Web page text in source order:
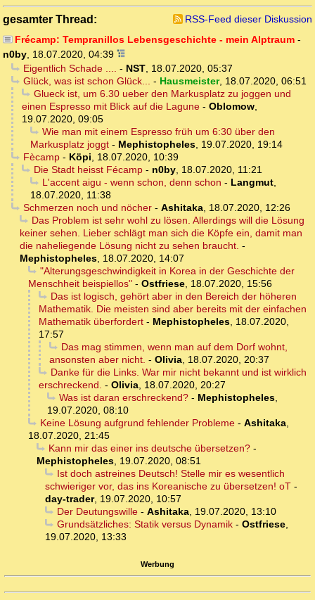
gesamter Thread:
RSS-Feed dieser Diskussion
Frécamp: Tempranillos Lebensgeschichte - mein Alptraum-
n0by 18.07.2020, 04:39
Eigentlich Schade ....
- NST, 18.07.2020, 05:37
Glück, was ist schon Glück...
- Hausmeister, 18.07.2020, 06:51
Glueck ist, um 6.30 ueber den Markusplatz zu joggen und
einen Espresso mit Blick auf die Lagune - Oblomow
19.07.2020, 09:05
Wie man mit einem Espresso früh um 6:30 über den
Markusplatz joggt - Mephistopheles 19.07.2020, 19:14
Fècamp- Köpi
18.07.2020, 10:39
Die Stadt heisst Fécamp- n0by, 18.07.2020, 11:21
L'accent aigu - wenn schon, denn schon - Langmut,
18.07.2020, 11:38
Schmerzen noch und nöcher- Ashitaka, 18.07.2020, 12:26
Das Problem ist sehr wohl zu lösen. Allerdings will die Lösung
keiner sehen. Lieber schlägt man sich die Köpfe ein, damit man
die naheliegende Lösung nicht zu sehen braucht. -
Mephistopheles 18.07.2020, 14:07
"Alterungsgeschwindigkeit in Korea in der Geschichte der
Menschheit beispiellos" - Ostfriese 18.07.2020, 15:56
Das ist logisch, gehört aber in den Bereich der höheren
Mathematik. Die meisten sind aber bereits mit der einfachen
Mathematik überfordert - Mephistopheles 18.07.2020,
17:57
Das mag stimmen, wenn man auf dem Dorf wohnt,
ansonsten aber nicht. - Olivia 18.07.2020, 20:37
Danke für die Links. War mir nicht bekannt und ist wirklich
erschreckend. - Olivia 18.07.2020, 20:27
Was ist daran erschreckend?- Mephistopheles,
19.07.2020, 08:10
Keine Lösung aufgrund fehlender Probleme- Ashitaka,
18.07.2020, 21:45
Kann mir das einer ins deutsche übersetzen?-
Mephistopheles 19.07.2020, 08:51
Ist doch astreines Deutsch! Stelle mir es wesentlich
schwieriger vor, das ins Koreanische zu übersetzen! oT -
day-trader, 19.07.2020, 10:57
Der Deutungswille- Ashitaka, 19.07.2020, 13:10
Grundsätzliches: Statik versus Dynamik- Ostfriese,
19.07.2020, 13:33
Werbung